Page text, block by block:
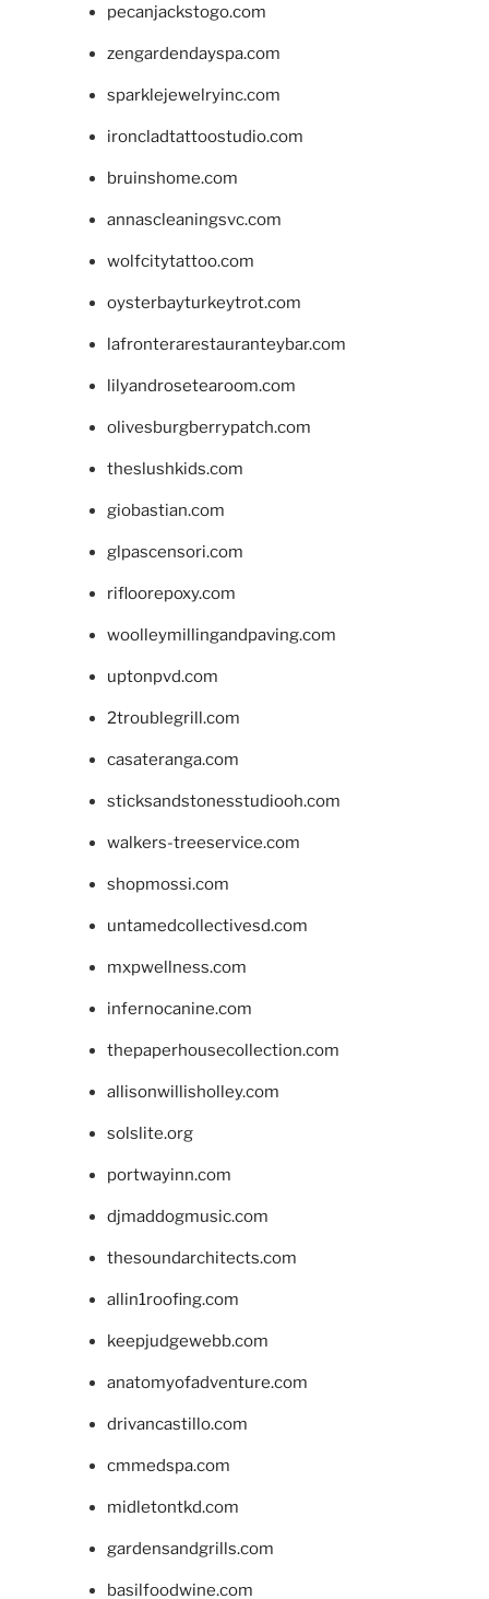
pecanjackstogo.com
zengardendayspa.com
sparklejewelryinc.com
ironcladtattoostudio.com
bruinshome.com
annascleaningsvc.com
wolfcitytattoo.com
oysterbayturkeytrot.com
lafronterarestauranteybar.com
lilyandrosetearoom.com
olivesburgberrypatch.com
theslushkids.com
giobastian.com
glpascensori.com
rifloorepoxy.com
woolleymillingandpaving.com
uptonpvd.com
2troublegrill.com
casateranga.com
sticksandstonesstudiooh.com
walkers-treeservice.com
shopmossi.com
untamedcollectivesd.com
mxpwellness.com
infernocanine.com
thepaperhousecollection.com
allisonwillisholley.com
solslite.org
portwayinn.com
djmaddogmusic.com
thesoundarchitects.com
allin1roofing.com
keepjudgewebb.com
anatomyofadventure.com
drivancastillo.com
cmmedspa.com
midletontkd.com
gardensandgrills.com
basilfoodwine.com